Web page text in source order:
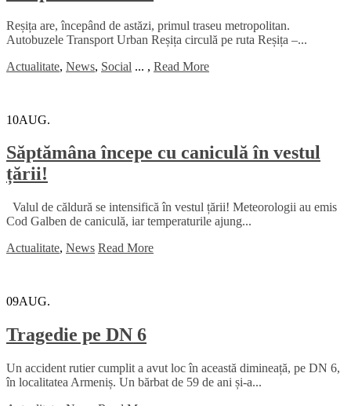
Reșița are, începând de astăzi, primul traseu metropolitan.
Autobuzele Transport Urban Reșița circulă pe ruta Reșița –...
Actualitate, News, Social ... , Read More
10AUG.
Săptămâna începe cu caniculă în vestul
țării!
Valul de căldură se intensifică în vestul țării! Meteorologii au emis
Cod Galben de caniculă, iar temperaturile ajung...
Actualitate, News Read More
09AUG.
Tragedie pe DN 6
Un accident rutier cumplit a avut loc în această dimineață, pe DN 6,
în localitatea Armeniș. Un bărbat de 59 de ani și-a...